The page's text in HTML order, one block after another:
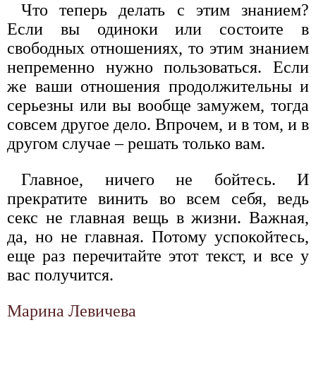
Что теперь делать с этим знанием?
Если вы одиноки или состоите в
свободных отношениях, то этим знанием
непременно нужно пользоваться. Если
же ваши отношения продолжительны и
серьезны или вы вообще замужем, тогда
совсем другое дело. Впрочем, и в том, и в
другом случае – решать только вам.
Главное, ничего не бойтесь. И
прекратите винить во всем себя, ведь
секс не главная вещь в жизни. Важная,
да, но не главная. Потому успокойтесь,
еще раз перечитайте этот текст, и все у
вас получится.
Марина Левичева